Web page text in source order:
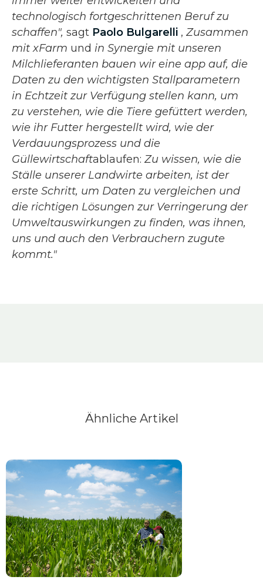
technologisch fortgeschrittenen Beruf zu
schaffen", sagt Paolo Bulgarelli , Zusammen
mit xFarm und in Synergie mit unseren
Milchlieferanten bauen wir eine app auf, die
Daten zu den wichtigsten Stallparametern
in Echtzeit zur Verfügung stellen kann, um
zu verstehen, wie die Tiere gefüttert werden,
wie ihr Futter hergestellt wird, wie der
Verdauungsprozess und die
Güllewirtschaftablaufen: Zu wissen, wie die
Ställe unserer Landwirte arbeiten, ist der
erste Schritt, um Daten zu vergleichen und
die richtigen Lösungen zur Verringerung der
Umweltauswirkungen zu finden, was ihnen,
uns und auch den Verbrauchern zugute
kommt."
Ähnliche Artikel